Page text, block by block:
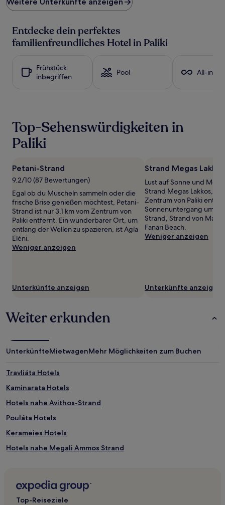
Nacht,
den
letzten
einen
gefunden
wurde.
Preise
Verfügbarkeiten
können
sich
ändern.
Es
können
zusätzliche
Bedingungen
gelten.
Entdecke dein perfektes
familienfreundliches Hotel in Paliki
Frühstück
inbegriffen
Pool All-
Top-Sehenswürdigkeiten in
Paliki
Petani-Strand
9.2/10 (87 Bewertungen)
Egal ob du Muscheln sammeln oder die
frische Brise genießen möchtest, Petani-
Strand ist nur 3,1 km vom Zentrum von
Paliki entfernt. Ein wunderbarer Ort, um
entlang der Wellen zu spazieren, ist Agía
Eléni.
Weniger anzeigen
Unterkünfte anzeigen
Strand Megas Lakkos
Lust auf Sonne und
Strand Megas Lakkos,
Zentrum von Paliki
Sonnenuntergang um
Strand, Strand von
Fanari Beach.
Weniger anzeigen
Unterkünfte anzeigen
Weiter erkunden
UnterkünfteMietwagenMehr Möglichkeiten zum Buchen
Travliáta Hotels
Kaminarata Hotels
Hotels nahe Avithos-Strand
Pouláta Hotels
Kerameies Hotels
Hotels nahe Megali Ammos Strand
Klísmata Hotels
Top-Reiseziele